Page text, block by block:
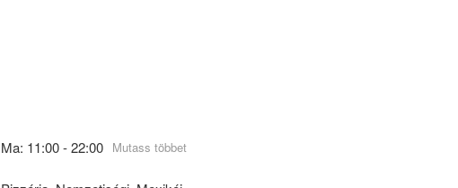
Ma: 11:00 - 22:00 Mutass többet